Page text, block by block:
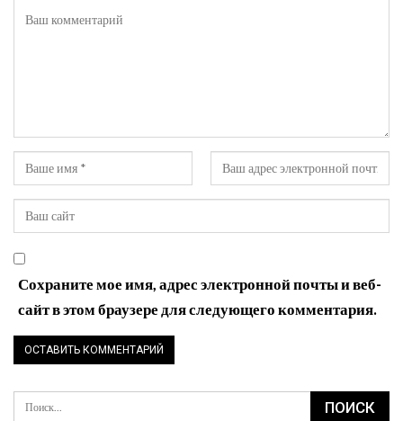
Сохраните мое имя, адрес электронной почты и веб-
сайт в этом браузере для следующего комментария.